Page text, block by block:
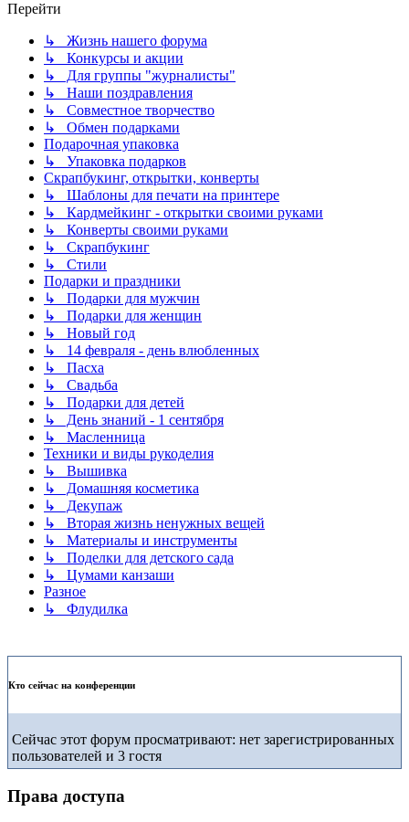
Перейти
↳ Жизнь нашего форума
↳ Конкурсы и акции
↳ Для группы "журналисты"
↳ Наши поздравления
↳ Совместное творчество
↳ Обмен подарками
Подарочная упаковка
↳ Упаковка подарков
Скрапбукинг, открытки, конверты
↳ Шаблоны для печати на принтере
↳ Кардмейкинг - открытки своими руками
↳ Конверты своими руками
↳ Скрапбукинг
↳ Стили
Подарки и праздники
↳ Подарки для мужчин
↳ Подарки для женщин
↳ Новый год
↳ 14 февраля - день влюбленных
↳ Пасха
↳ Свадьба
↳ Подарки для детей
↳ День знаний - 1 сентября
↳ Масленница
Техники и виды рукоделия
↳ Вышивка
↳ Домашняя косметика
↳ Декупаж
↳ Вторая жизнь ненужных вещей
↳ Материалы и инструменты
↳ Поделки для детского сада
↳ Цумами канзаши
Разное
↳ Флудилка
Кто сейчас на конференции
Сейчас этот форум просматривают: нет зарегистрированных
пользователей и 3 гостя
Права доступа